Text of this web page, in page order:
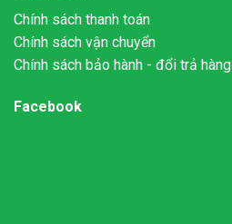
Chính sách thanh toán
Chính sách vận chuyển
Chính sách bảo hành - đổi trả hàng
Facebook